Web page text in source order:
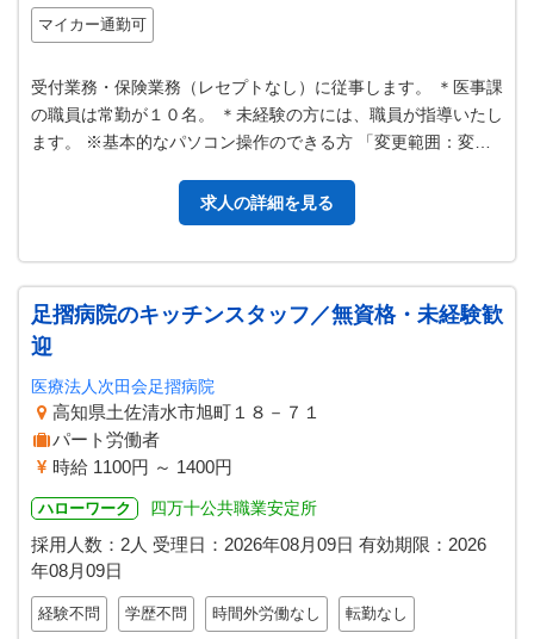
マイカー通勤可
受付業務・保険業務（レセプトなし）に従事します。 ＊医事課
の職員は常勤が１０名。 ＊未経験の方には、職員が指導いたし
ます。 ※基本的なパソコン操作のできる方 「変更範囲：変更
求人の詳細を見る
足摺病院のキッチンスタッフ／無資格・未経験歓
迎
医療法人次田会足摺病院
高知県土佐清水市旭町１８－７１
パート労働者
時給 1100円 ～ 1400円
ハローワーク 四万十公共職業安定所
採用人数：2人 受理日： 2026年08月09日 有効期限： 2026
年08月09日
経験不問 学歴不問 時間外労働なし 転勤なし